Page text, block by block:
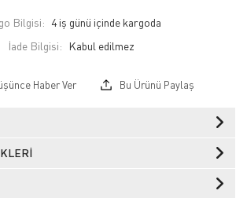
Bilgisi: 4 iş günü içinde kargoda
İade Bilgisi:
Haber Ver Bu Ürünü Paylaş